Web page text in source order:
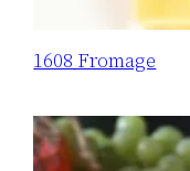
1608 Fromage